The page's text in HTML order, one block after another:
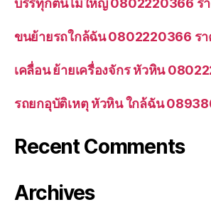
ขนย้ายรถใกล้ฉัน 0802220366 รา
เคลื่อน ย้ายเครื่องจักร หัวหิน
รถยกอุบัติเหตุ หัวหิน ใกล้ฉัน
Recent Comments
Archives